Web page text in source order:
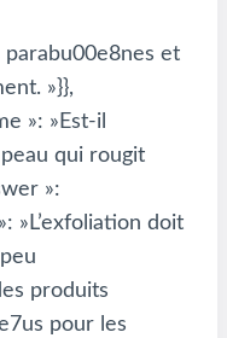
parabu00e8nes et
»}},
»: »Est-il
qui rougit
»:
»L’exfoliation doit
produits
pour les